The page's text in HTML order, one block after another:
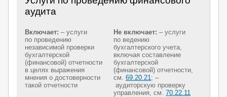
аудита
Включает: – услуги
по проведению
независимой проверки
бухгалтерской
(финансовой) отчетности
в целях выражения
мнения о достоверности
такой отчетности
Не включает: – услуги
по ведению
бухгалтерского учета,
включая составление
бухгалтерской
(финансовой) отчетности,
см. 69.20.21 ; –
аудиторскую проверку
управления, см. 70.22.11